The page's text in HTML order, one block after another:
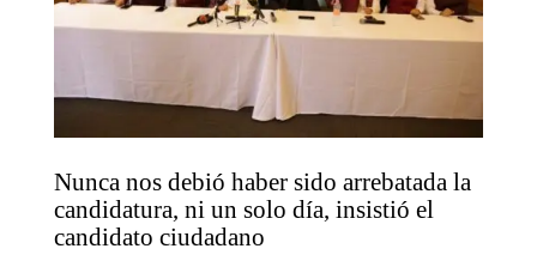
Nunca nos debió haber sido arrebatada la
candidatura, ni un solo día, insistió el
candidato ciudadano